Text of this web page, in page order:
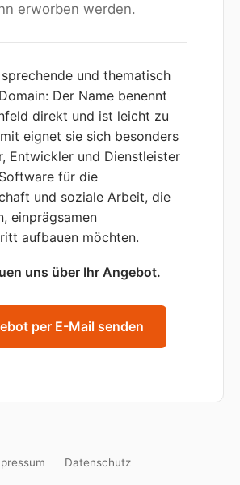
erworben werden.
und thematisch
Der Name benennt
direkt und ist leicht zu
eignet sie sich besonders
Entwickler und Dienstleister
für die
und soziale Arbeit, die
einprägsamen
aufbauen möchten.
uns über Ihr Angebot.
per E-Mail senden
Datenschutz